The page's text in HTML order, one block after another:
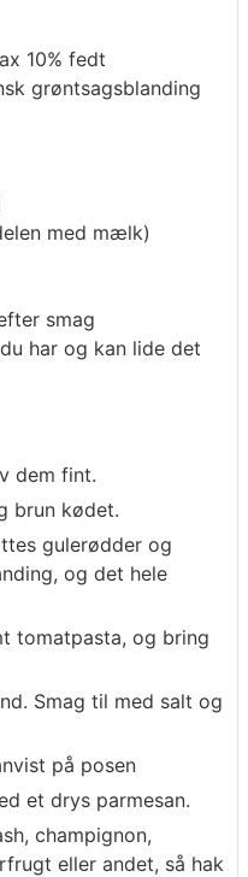
10% fedt
grøntsagsblanding
med mælk)
smag
har og kan lide det
dem fint.
brun kødet.
gulerødder og
og det hele
tomatpasta, og bring
Smag til med salt og
på posen
et drys parmesan.
champignon,
eller andet, så hak